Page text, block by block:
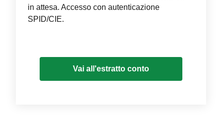
in attesa. Accesso con autenticazione
SPID/CIE.
Vai all'estratto conto